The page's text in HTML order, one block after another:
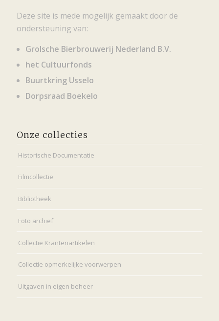
Deze site is mede mogelijk gemaakt door de
ondersteuning van:
Grolsche Bierbrouwerij Nederland B.V.
het Cultuurfonds
Buurtkring Usselo
Dorpsraad Boekelo
Onze collecties
Historische Documentatie
Filmcollectie
Bibliotheek
Foto archief
Collectie Krantenartikelen
Collectie opmerkelijke voorwerpen
Uitgaven in eigen beheer